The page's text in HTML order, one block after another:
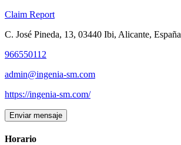
Claim Report
C. José Pineda, 13, 03440 Ibi, Alicante, España
966550112
admin@ingenia-sm.com
https://ingenia-sm.com/
Enviar mensaje
Horario